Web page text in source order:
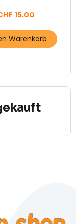
15.00
Warenkorb